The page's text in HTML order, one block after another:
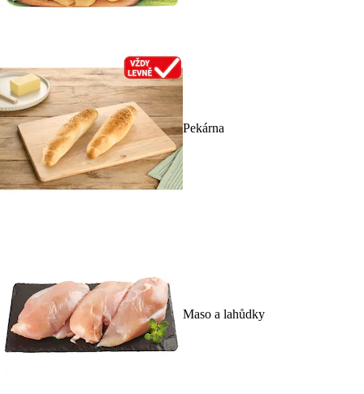
Pekárna
Maso a lahůdky